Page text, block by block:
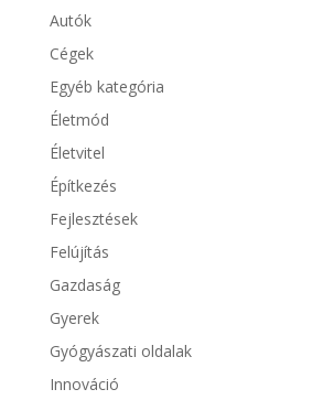
Autók
Cégek
Egyéb kategória
Életmód
Életvitel
Építkezés
Fejlesztések
Felújítás
Gazdaság
Gyerek
Gyógyászati oldalak
Innováció